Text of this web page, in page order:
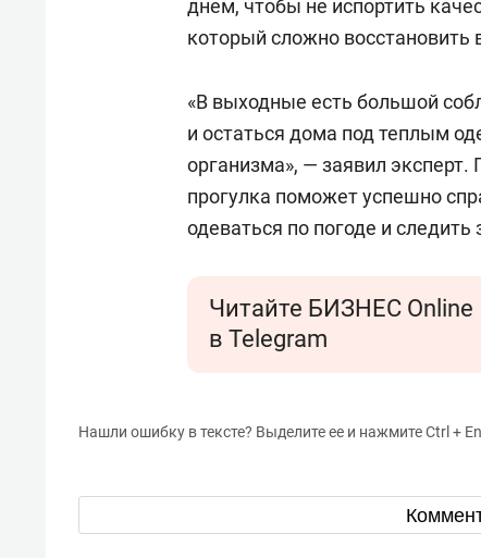
днем, чтобы не испортить
который сложно восстановить
«В выходные есть большой
и остаться дома под теплым
организма», — заявил
прогулка поможет успешно
одеваться по погоде и следить
Читайте БИЗНЕС Online
в Telegram
Нашли ошибку в тексте? Выделите ее и нажмите Ctrl +